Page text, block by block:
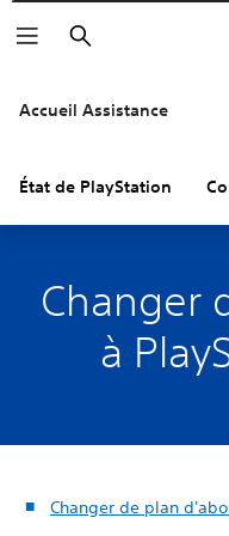
Rechercher
Accueil Assistance
État de PlayStation
Changer
à
Changer de plan